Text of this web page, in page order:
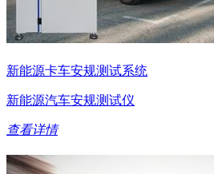
新能源卡车安规测试系统
新能源汽车安规测试仪
查看详情